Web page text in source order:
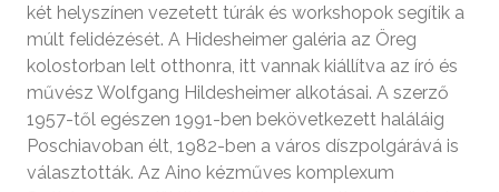
két helyszínen vezetett túrák és workshopok segítik a
múlt felidézését. A Hidesheimer galéria az Öreg
kolostorban lelt otthonra, itt vannak kiállítva az író és
művész Wolfgang Hildesheimer alkotásai. A szerző
1957-től egészen 1991-ben bekövetkezett haláláig
Poschiavoban élt, 1982-ben a város díszpolgárává is
választották. Az Aino kézműves komplexum